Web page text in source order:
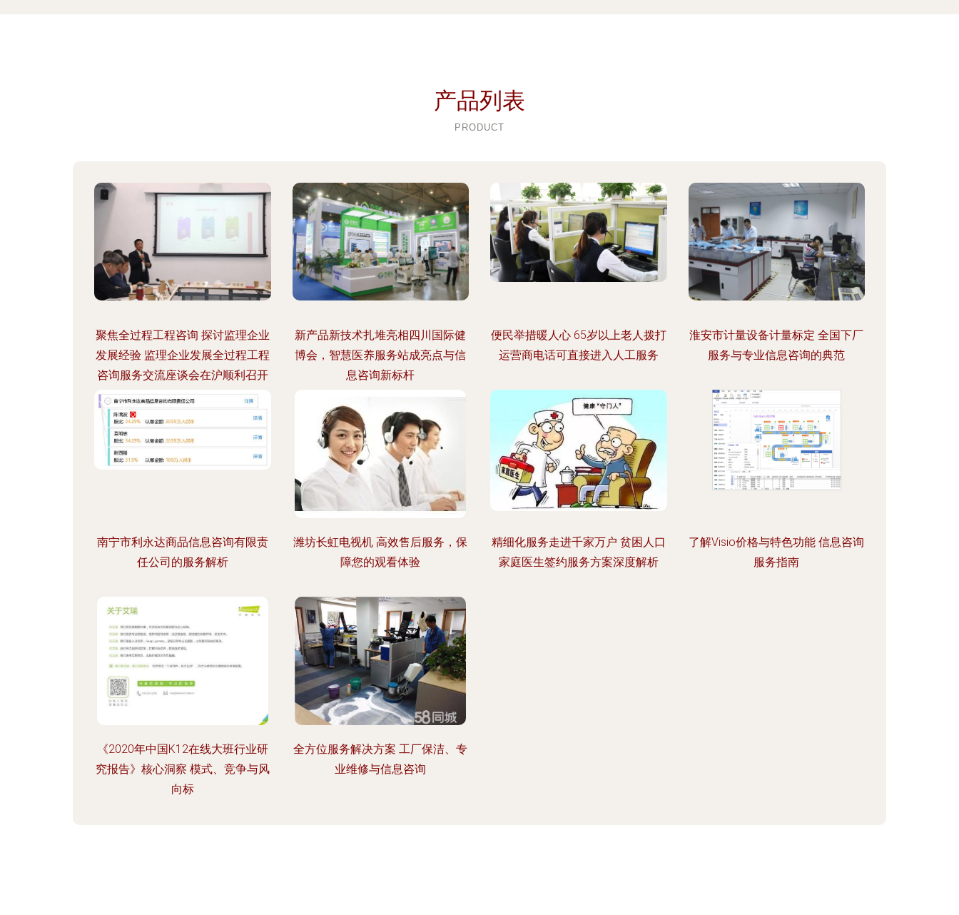
产品列表
PRODUCT
聚焦全过程工程咨询 探讨监理企业
发展经验 监理企业发展全过程工程
咨询服务交流座谈会在沪顺利召开
新产品新技术扎堆亮相四川国际健
博会，智慧医养服务站成亮点与信
息咨询新标杆
便民举措暖人心 65岁以上老人拨打
运营商电话可直接进入人工服务
淮安市计量设备计量标定 全国下厂
服务与专业信息咨询的典范
南宁市利永达商品信息咨询有限责
任公司的服务解析
潍坊长虹电视机 高效售后服务，保
障您的观看体验
精细化服务走进千家万户 贫困人口
家庭医生签约服务方案深度解析
了解Visio价格与特色功能 信息咨询
服务指南
《2020年中国K12在线大班行业研
究报告》核心洞察 模式、竞争与风
向标
全方位服务解决方案 工厂保洁、专
业维修与信息咨询